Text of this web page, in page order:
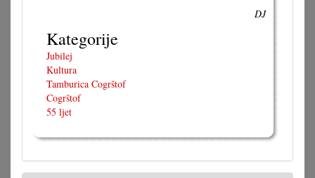
DJ
Kategorije
Jubilej
Kultura
Tamburica Cogrštof
Cogrštof
55 ljet